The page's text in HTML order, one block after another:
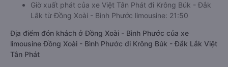
Giờ xuất phát của xe Việt Tân Phát đi Krông Búk - Đắk
Lắk từ Đồng Xoài - Bình Phước limousine: 21:50
Địa điểm đón khách ở Đồng Xoài - Bình Phước của xe
limousine Đồng Xoài - Bình Phước đi Krông Búk - Đắk Lắk Việt
Tân Phát